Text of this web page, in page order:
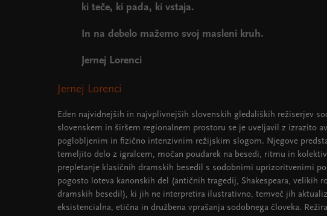
ki teče, ki pada, ki vstaja.
In na debelo mažemo svoj masleni kruh.
Jernej Lorenci
Jernej Lorenci
Eden najvidnejših in najvplivnejših slovenskih gledaliških režiserjev
slovenskem in širšem regionalnem prostoru se je uveljavil z izrazito
poglobljenim in fizično intenzivnim režijskim slogom. Njegove
temeljito delo z igralcem, močan poudarek na besedi, ritmu in
prepletanje klasičnih dramskih besedil s sodobnimi uprizoritvenimi
pogosto loteva kanonskih del (antičnih tragedij, Shakespeara, velikih
dramskih besedil), ki jih ne interpretira ilustrativno, temveč jih
eksistencialna, etična in družbena vprašanja sodobnega človeka.